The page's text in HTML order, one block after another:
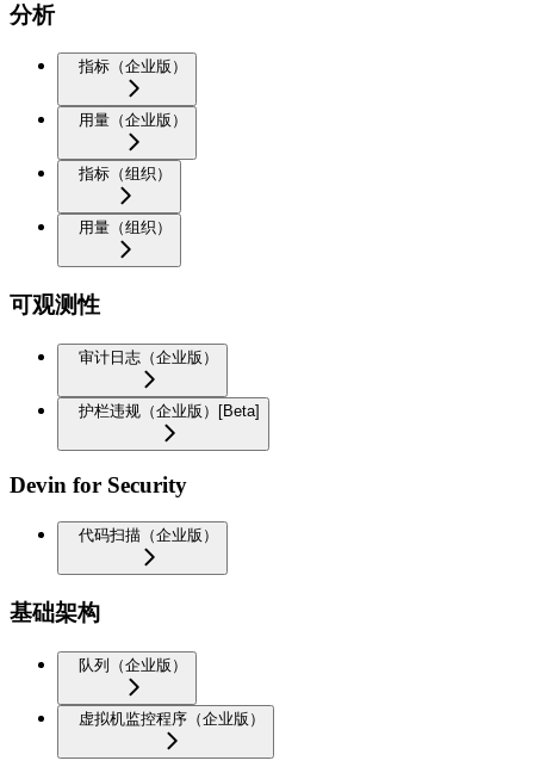
分析
指标（企业版）
用量（企业版）
指标（组织）
用量（组织）
可观测性
审计日志（企业版）
护栏违规（企业版）[Beta]
Devin for Security
代码扫描（企业版）
基础架构
队列（企业版）
虚拟机监控程序（企业版）